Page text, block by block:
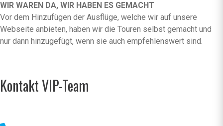
WIR WAREN DA, WIR HABEN ES GEMACHT
Vor dem Hinzufügen der Ausflüge, welche wir auf unsere
Webseite anbieten, haben wir die Touren selbst gemacht und
nur dann hinzugefügt, wenn sie auch empfehlenswert sind.
Kontakt VIP-Team